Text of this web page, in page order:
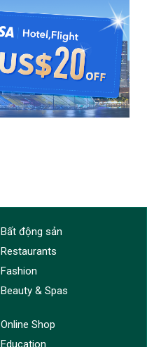
Bất động sản
Restaurants
Fashion
Beauty & Spas
Online Shop
Education